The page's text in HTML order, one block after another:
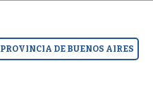
PROVINCIA DE BUENOS AIRES